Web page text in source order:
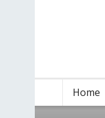
Home